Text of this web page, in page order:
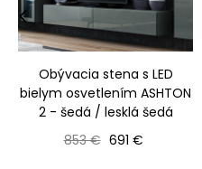
Obývacia stena s LED
bielym osvetlením ASHTON
2 - šedá / lesklá šedá
Bežná cena
853 € Cena
691 €
‹